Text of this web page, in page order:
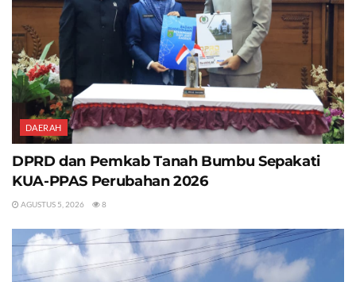
DAERAH
DPRD dan Pemkab Tanah Bumbu Sepakati
KUA-PPAS Perubahan 2026
AGUSTUS 5, 2026 8